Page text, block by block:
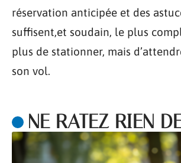
réservation anticipée et des
suffisent,et soudain, le plus
plus de stationner, mais
son vol.
NE RATEZ RIEN